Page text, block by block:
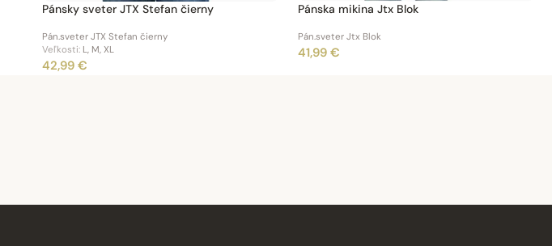
Pánsky sveter JTX Stefan čierny
Pán.sveter JTX Stefan čierny
Veľkosti: L, M, XL
42,99 €
Pánska mikina Jtx Blok
Pán.sveter Jtx Blok
41,99 €